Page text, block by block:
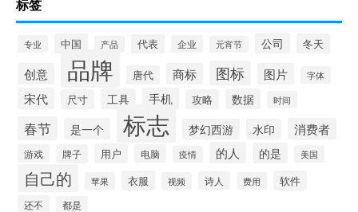
标签
专业 中国 产品 代表 企业 元宵节 公司 冬天
创意 品牌 唐代 商标 图标 图片 字体
宋代 尺寸 工具 手机 攻略 数据 时间
春节 是一个 标志 梦幻西游 水印 消费者
游戏 牌子 用户 电脑 疫情 的人 的是 美国
自己的 苹果 衣服 视频 诗人 费用 软件
还不 都是